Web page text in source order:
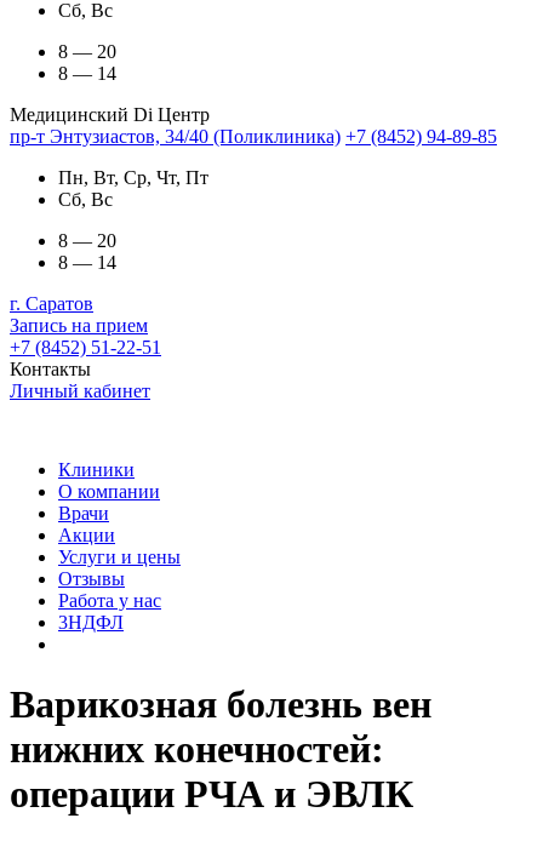
Сб, Вс
8 — 20
8 — 14
Медицинский Di Центр
пр-т Энтузиастов, 34/40 (Поликлиника) +7 (8452) 94-89-85
Пн, Вт, Ср, Чт, Пт
Сб, Вс
8 — 20
8 — 14
г. Саратов
Запись на прием
+7 (8452) 51-22-51
Контакты
Личный кабинет
Клиники
О компании
Врачи
Акции
Услуги и цены
Отзывы
Работа у нас
3НДФЛ
Варикозная болезнь вен
нижних конечностей:
операции РЧА и ЭВЛК